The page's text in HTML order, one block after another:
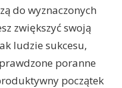
do wyznaczonych
zwiększyć swoją
ludzie sukcesu,
poranne
początek